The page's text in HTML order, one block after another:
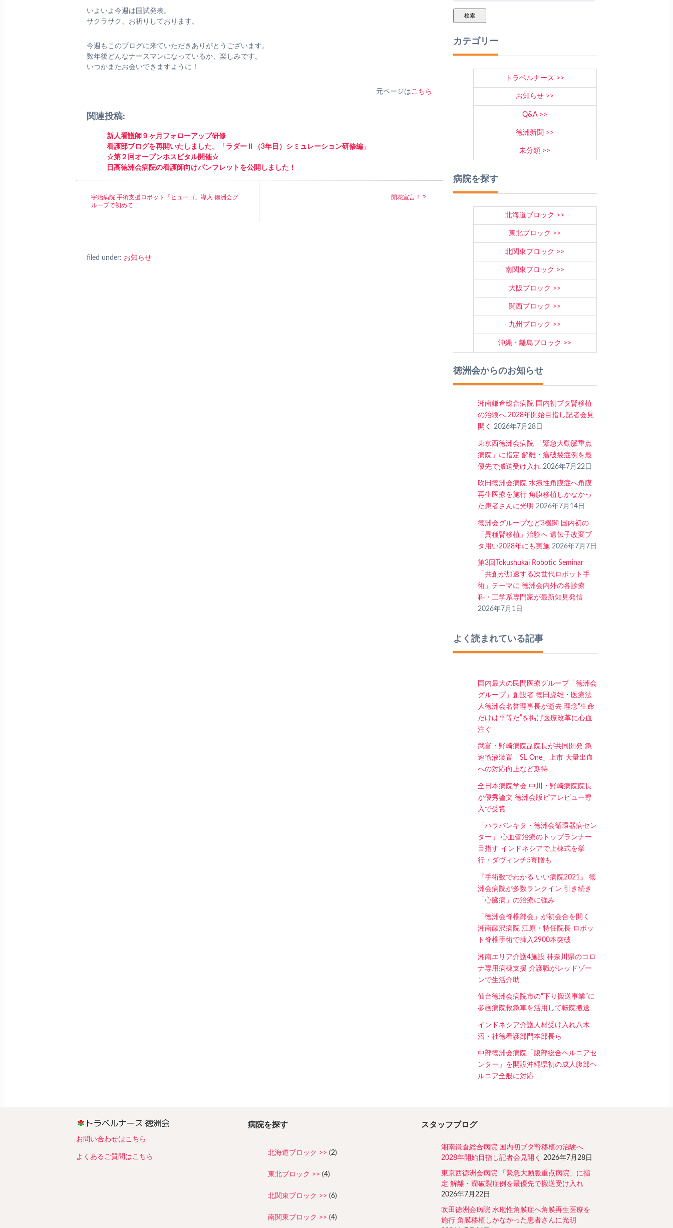
いよいよ今週は国試発表。
サクラサク、お祈りしております。
今週もこのブログに来ていただきありがとうございます。
数年後どんなナースマンになっているか、楽しみです。
いつかまたお会いできますように！
元ページはこちら
関連投稿:
新人看護師９ヶ月フォローアップ研修
看護部ブログを再開いたしました。「ラダーⅡ（3年目）シミュレーション研修編」
☆第２回オープンホスピタル開催☆
日高徳洲会病院の看護師向けパンフレットを公開しました！
宇治病院 手術支援ロボット「ヒューゴ」導入 徳洲会グ
ループで初めて
開花宣言！？
filed under: お知らせ
検索
カテゴリー
トラベルナース
お知らせ
Q&A
徳洲新聞
未分類
病院を探す
北海道ブロック
東北ブロック
北関東ブロック
南関東ブロック
大阪ブロック
関西ブロック
九州ブロック
沖縄・離島ブロック
徳洲会からのお知らせ
湘南鎌倉総合病院 国内初ブタ腎移植
の治験へ 2028年開始目指し記者会見
開く
2026年7月28日
東京西徳洲会病院 「緊急大動脈重点
病院」に指定 解離・瘤破裂症例を最
優先で搬送受け入れ 2026年7月22日
吹田徳洲会病院 水疱性角膜症へ角膜
再生医療を施行 角膜移植しかなかっ
た患者さんに光明 2026年7月14日
徳洲会グループなど3機関 国内初の
「異種腎移植」治験へ 遺伝子改変ブ
タ用い2028年にも実施 2026年7月7日
第3回Tokushukai Robotic Seminar
「共創が加速する次世代ロボット手
術」テーマに 徳洲会内外の各診療
科・工学系専門家が最新知見発信
2026年7月1日
よく読まれている記事
国内最大の民間医療グループ「徳洲会
グループ」創設者 徳田虎雄・医療法
人徳洲会名誉理事長が逝去 理念“生命
だけは平等だ”を掲げ医療改革に心血
注ぐ
武富・野崎病院副院長が共同開発 急
速輸液装置「SL One」上市 大量出血
への対応向上など期待
全日本病院学会 中川・野崎病院院長
が優秀論文 徳洲会版ピアレビュー導
入で受賞
「ハラパンキタ・徳洲会循環器病セン
ター」 心血管治療のトップランナー
目指す インドネシアで上棟式を挙
行・ダヴィンチ5寄贈も
『手術数でわかる いい病院2021』 徳
洲会病院が多数ランクイン 引き続き
「心臓病」の治療に強み
「徳洲会脊椎部会」が初会合を開く
湘南藤沢病院 江原・特任院長 ロボッ
ト脊椎手術で挿入2900本突破
湘南エリア介護4施設 神奈川県のコロ
ナ専用病棟支援 介護職がレッドゾー
ンで生活介助
仙台徳洲会病院市の“下り搬送事業”に
参画病院救急車を活用して転院搬送
インドネシア介護人材受け入れ八木
沼・社徳看護部門本部長ら
中部徳洲会病院「腹部総合ヘルニアセ
ンター」を開設沖縄県初の成人腹部ヘ
ルニア全般に対応
お問い合わせはこちら
よくあるご質問はこちら
病院を探す
北海道ブロック (2)
東北ブロック (4)
北関東ブロック (6)
南関東ブロック (4)
スタッフブログ
湘南鎌倉総合病院 国内初ブタ腎移植の治験へ
2028年開始目指し記者会見開く
2026年7月28日
東京西徳洲会病院 「緊急大動脈重点病院」に指
定 解離・瘤破裂症例を最優先で搬送受け入れ
2026年7月22日
吹田徳洲会病院 水疱性角膜症へ角膜再生医療を
施行 角膜移植しかなかった患者さんに光明